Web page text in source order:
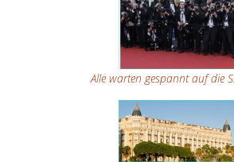
Alle warten gespannt auf die